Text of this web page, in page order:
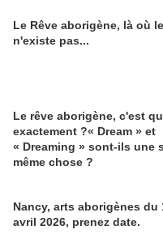
Le Rêve aborigène, là où
n'existe pas...
Le rêve aborigène, c'est
exactement ?« Dream » et
« Dreaming » sont-ils une
même chose ?
Nancy, arts aborigènes du
avril 2026, prenez date.